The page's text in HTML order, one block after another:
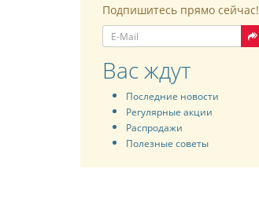
Подпишитесь прямо сейчас!
Вас ждут
Последние новости
Регулярные акции
Распродажи
Полезные советы